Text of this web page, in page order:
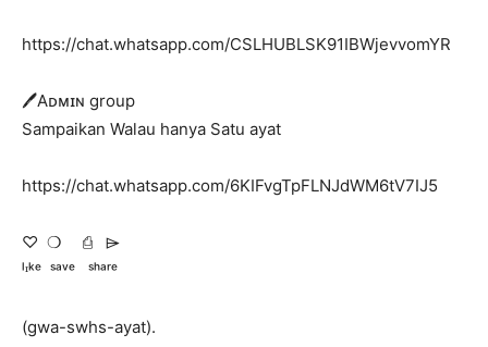
https://chat.whatsapp.com/CSLHUBLSK91IBWjevvomYR
🖊Aᴅᴍɪɴ group
Sampaikan Walau hanya Satu ayat
https://chat.whatsapp.com/6KIFvgTpFLNJdWM6tV7IJ5
♡ㅤ ❍ㅤ ⎙ㅤ ⌲
ˡᶦᵏᵉ ˢᵃᵛᵉ ˢʰᵃʳᵉ
(gwa-swhs-ayat).